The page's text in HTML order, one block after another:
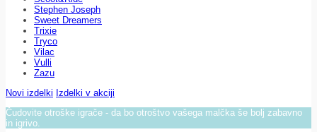
Stephen Joseph
Sweet Dreamers
Trixie
Tryco
Vilac
Vulli
Zazu
Novi izdelki Izdelki v akciji
Čudovite otroške igrače - da bo otroštvo vašega malčka še bolj zabavno
in igrivo.